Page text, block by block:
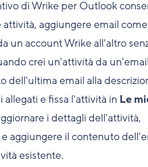
di Wrike per Outlook
aggiungere email come
un account Wrike all'altro
crei un'attività da
dell'ultima email alla
e fissa l'attività in Le
i dettagli dell'attività,
aggiungere il contenuto
esistente.